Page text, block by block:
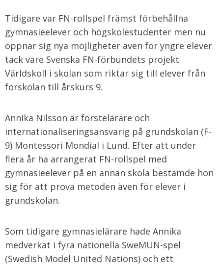
Tidigare var FN-rollspel främst förbehållna
gymnasieelever och högskolestudenter men nu
öppnar sig nya möjligheter även för yngre elever
tack vare Svenska FN-förbundets projekt
Världskoll i skolan som riktar sig till elever från
förskolan till årskurs 9.
Annika Nilsson är förstelärare och
internationaliseringsansvarig på grundskolan (F-
9) Montessori Mondial i Lund. Efter att under
flera år ha arrangerat FN-rollspel med
gymnasieelever på en annan skola bestämde hon
sig för att prova metoden även för elever i
grundskolan.
Som tidigare gymnasielärare hade Annika
medverkat i fyra nationella SweMUN-spel
(Swedish Model United Nations) och ett